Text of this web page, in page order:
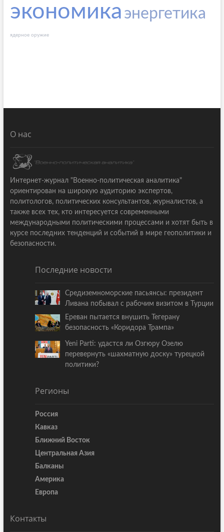
экономика энергетика
ядерное оружие
О нас
Интернет-журнал "Военно-политическая аналитика"
ориентирован на широкую аудиторию экспертов,
политологов, политических консультантов, журналистов, а
также всех тех, кто интересуется современными
международными политическими процессами и хотят быть в
курсе последних тенденций и событий в мире геополитики и
безопасности.
Последние новости
Средиземноморские пасьянсы: президент
Ливана побывал с рабочим визитом в Турции
Ереван пытается внушить Тегерану
безопасность «Коридора Трампа»
Yeni Parti: удастся ли Озгюру Озелю
перевернуть «шахматную доску» турецкой
политики?
Регионы
Россия
Кавказ
Ближний Восток
Центральная Азия
Балканы
Америка
Европа
Контакты